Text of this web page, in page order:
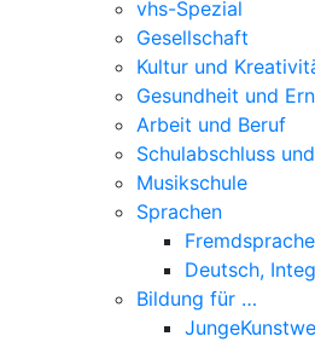
vhs-Spezial
Gesellschaft
Kultur und
Gesundheit und
Arbeit und Beruf
Schulabschluss
Musikschule
Sprachen
Deutsch,
Bildung für …